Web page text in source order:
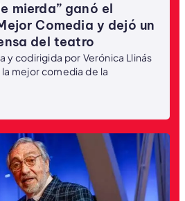
mierda” ganó el
Comedia y dejó un
del teatro
y codirigida por Verónica Llinás
mejor comedia de la